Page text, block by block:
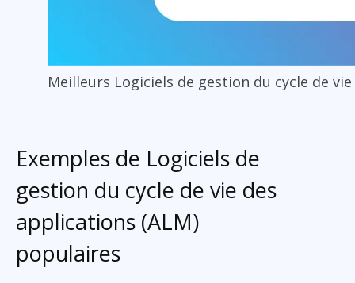
Meilleurs Logiciels de gestion du cycle de
Exemples de Logiciels de
gestion du cycle de vie des
applications (ALM)
populaires